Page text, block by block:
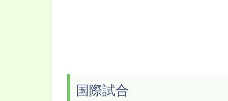
国際試合